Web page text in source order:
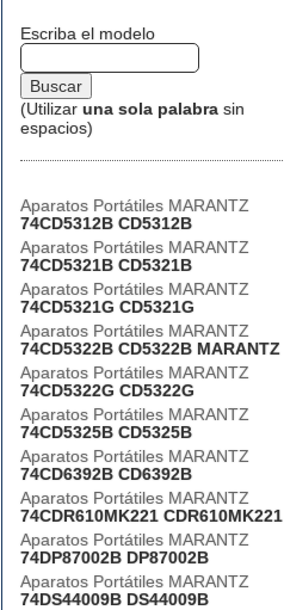
Escriba el modelo
(Utilizar una sola palabra sin
espacios)
Aparatos Portátiles MARANTZ
74CD5312B CD5312B
Aparatos Portátiles MARANTZ
74CD5321B CD5321B
Aparatos Portátiles MARANTZ
74CD5321G CD5321G
Aparatos Portátiles MARANTZ
74CD5322B CD5322B MARANTZ
Aparatos Portátiles MARANTZ
74CD5322G CD5322G
Aparatos Portátiles MARANTZ
74CD5325B CD5325B
Aparatos Portátiles MARANTZ
74CD6392B CD6392B
Aparatos Portátiles MARANTZ
74CDR610MK221 CDR610MK221
Aparatos Portátiles MARANTZ
74DP87002B DP87002B
Aparatos Portátiles MARANTZ
74DS44009B DS44009B